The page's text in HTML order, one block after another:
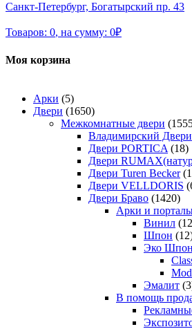
Санкт-Петербург, Богатырский пр. 43
Товаров: 0, на сумму: 0₽
Моя корзина
Арки (5)
Двери (1650)
Межкомнатные двери
Владимирский
Двери PORTICA (18)
Двери
Двери Turen Becker
Двери VELLDORIS
Двери Браво (1420)
Арки и
Винил
Шпон
Эко Шпон
Эмалит
В помощь